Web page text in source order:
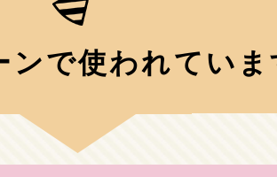
ンで使われてい